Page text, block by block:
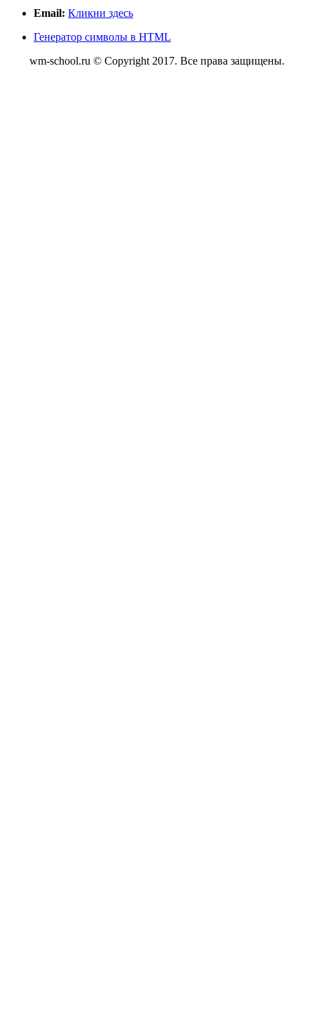
Email: Кликни здесь
Генератор символы в HTML
wm-school.ru © Copyright 2017. Все права защищены.